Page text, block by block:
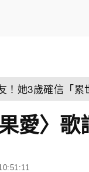
！她3歲確信「
愛〉